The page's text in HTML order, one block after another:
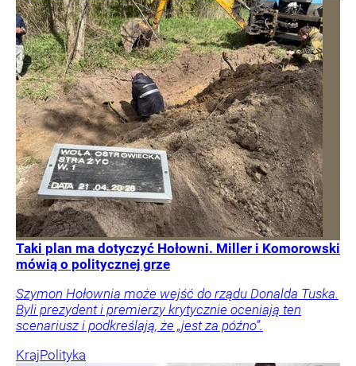
Taki plan ma dotyczyć Hołowni. Miller i Komorowski
mówią o politycznej grze
Szymon Hołownia może wejść do rządu Donalda Tuska.
Byli prezydent i premierzy krytycznie oceniają ten
scenariusz i podkreślają, że „jest za późno”.
KrajPolityka